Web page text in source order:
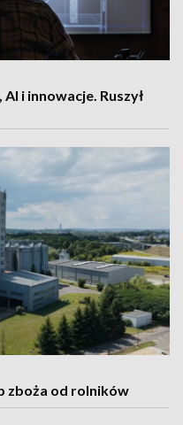
i innowacje. Ruszył
zboża od rolników